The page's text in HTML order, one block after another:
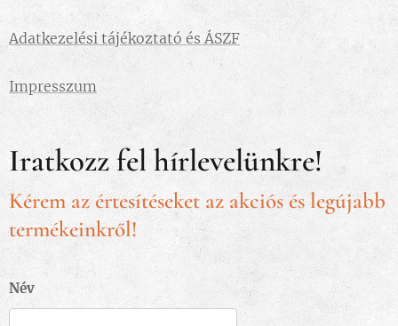
Adatkezelési tájékoztató és ÁSZF
Impresszum
Iratkozz fel hírlevelünkre!
Kérem az értesítéseket az akciós és legújabb
termékeinkről!
Név